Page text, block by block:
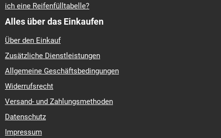
ich eine Reifenfülltabelle?
Alles über das Einkaufen
Über den Einkauf
Zusätzliche Dienstleistungen
Allgemeine Geschäftsbedingungen
Widerrufsrecht
Versand- und Zahlungsmethoden
Datenschutz
Impressum